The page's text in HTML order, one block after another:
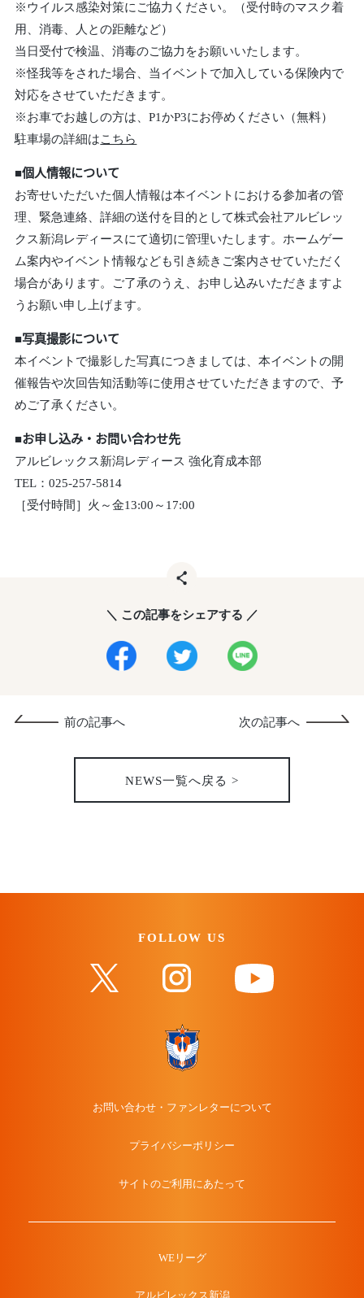
※ウイルス感染対策にご協力ください。（受付時のマスク着
用、消毒、人との距離など）
当日受付で検温、消毒のご協力をお願いいたします。
※怪我等をされた場合、当イベントで加入している保険内で
対応をさせていただきます。
※お車でお越しの方は、P1かP3にお停めください（無料）
駐車場の詳細はこちら
■個人情報について
お寄せいただいた個人情報は本イベントにおける参加者の管
理、緊急連絡、詳細の送付を目的として株式会社アルビレッ
クス新潟レディースにて適切に管理いたします。ホームゲー
ム案内やイベント情報なども引き続きご案内させていただく
場合があります。ご了承のうえ、お申し込みいただきますよ
うお願い申し上げます。
■写真撮影について
本イベントで撮影した写真につきましては、本イベントの開
催報告や次回告知活動等に使用させていただきますので、予
めご了承ください。
■お申し込み・お問い合わせ先
アルビレックス新潟レディース 強化育成本部
TEL：025-257-5814
［受付時間］火～金13:00～17:00
＼ この記事をシェアする ／
NEWS一覧へ戻る >
前の記事へ 次の記事へ
FOLLOW US
お問い合わせ・ファンレターについて
プライバシーポリシー
サイトのご利用にあたって
WEリーグ